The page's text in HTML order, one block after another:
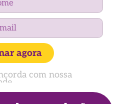
agora
com nossa